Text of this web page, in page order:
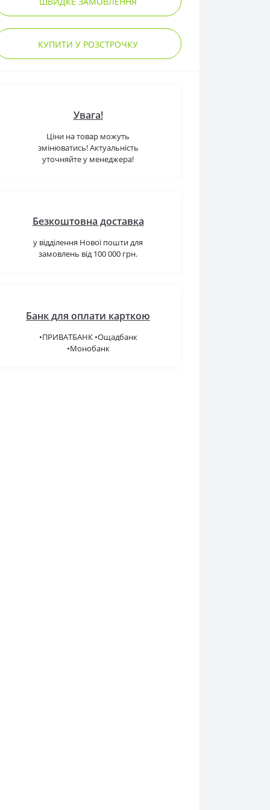
КУПИТИ У РОЗСТРОЧКУ
Увага!
Ціни на товар можуть
змінюватись! Актуальність
уточняйте у менеджера!
Безкоштовна доставка
у відділення Нової пошти для
замовлень від 100 000 грн.
Банк для оплати карткою
•ПРИВАТБАНК •Ощадбанк
•Монобанк